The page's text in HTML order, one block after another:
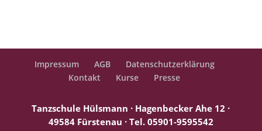
Impressum AGB
Datenschutzerklärung
Kontakt
Kurse Presse
Tanzschule Hülsmann · Hagenbecker Ahe 12 ·
49584 Fürstenau · Tel. 05901-9595542